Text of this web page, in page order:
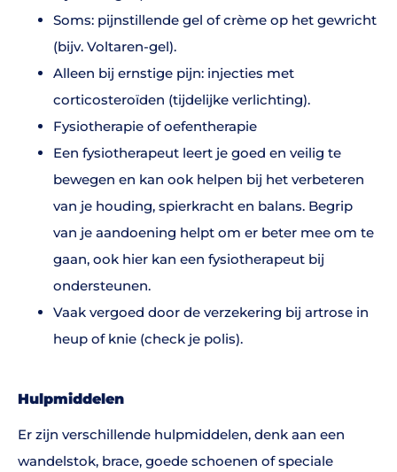
Soms: pijnstillende gel of crème op het gewricht
(bijv. Voltaren-gel).
Alleen bij ernstige pijn: injecties met
corticosteroïden (tijdelijke verlichting).
Fysiotherapie of oefentherapie
Een fysiotherapeut leert je goed en veilig te
bewegen en kan ook helpen bij het verbeteren
van je houding, spierkracht en balans. Begrip
van je aandoening helpt om er beter mee om te
gaan, ook hier kan een fysiotherapeut bij
ondersteunen.
Vaak vergoed door de verzekering bij artrose in
heup of knie (check je polis).
Hulpmiddelen
Er zijn verschillende hulpmiddelen, denk aan een
wandelstok, brace, goede schoenen of speciale